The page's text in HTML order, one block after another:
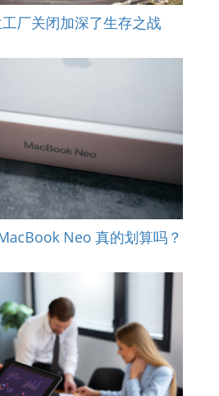
厂关闭加深了生存之战
Neo 真的划算吗？